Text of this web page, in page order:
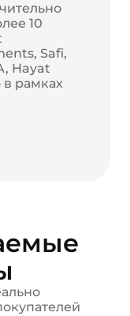
10
Safi,
Hayat
рамках